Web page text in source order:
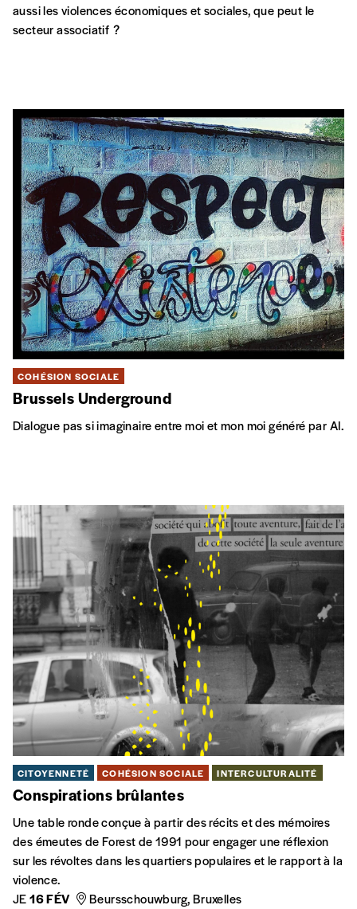
aussi les violences économiques et sociales, que peut le
secteur associatif ?
COHÉSION SOCIALE
Brussels Underground
Dialogue pas si imaginaire entre moi et mon moi généré par AI.
CITOYENNETÉ COHÉSION SOCIALE INTERCULTURALITÉ
Conspirations brûlantes
Une table ronde conçue à partir des récits et des mémoires
des émeutes de Forest de 1991 pour engager une réflexion
sur les révoltes dans les quartiers populaires et le rapport à la
violence.
JE16 FÉV Beursschouwburg, Bruxelles